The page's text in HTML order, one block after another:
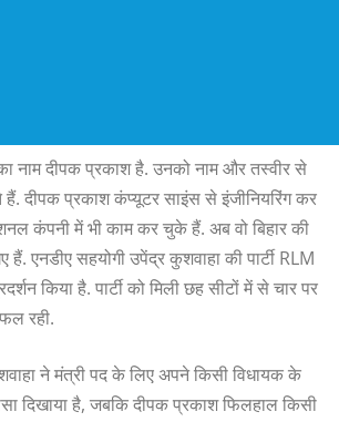
नाम दीपक प्रकाश है. उनको नाम और तस्वीर से
दीपक प्रकाश कंप्यूटर साइंस से इंजीनियरिंग कर
कंपनी में भी काम कर चुके हैं. अब वो बिहार की
हैं. एनडीए सहयोगी उपेंद्र कुशवाहा की पार्टी RLM
किया है. पार्टी को मिली छह सीटों में से चार पर
रही.
ने मंत्री पद के लिए अपने किसी विधायक के
दिखाया है, जबकि दीपक प्रकाश फिलहाल किसी